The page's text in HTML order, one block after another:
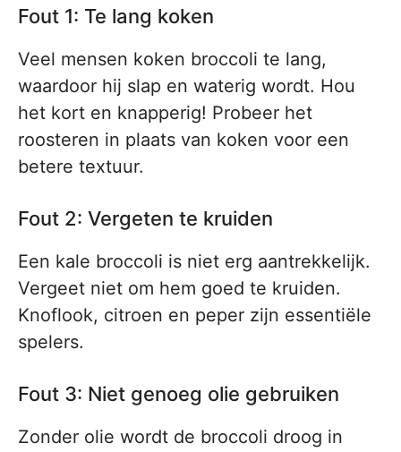
Fout 1: Te lang koken
Veel mensen koken broccoli te lang,
waardoor hij slap en waterig wordt. Hou
het kort en knapperig! Probeer het
roosteren in plaats van koken voor een
betere textuur.
Fout 2: Vergeten te kruiden
Een kale broccoli is niet erg aantrekkelijk.
Vergeet niet om hem goed te kruiden.
Knoflook, citroen en peper zijn essentiële
spelers.
Fout 3: Niet genoeg olie gebruiken
Zonder olie wordt de broccoli droog in